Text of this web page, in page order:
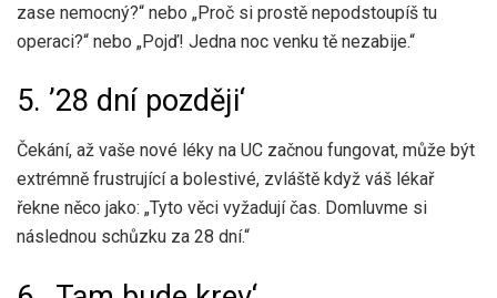
zase nemocný?“ nebo „Proč si prostě nepodstoupíš tu
operaci?“ nebo „Pojď! Jedna noc venku tě nezabije.“
5. ’28 dní později‘
Čekání, až vaše nové léky na UC začnou fungovat, může být
extrémně frustrující a bolestivé, zvláště když váš lékař
řekne něco jako: „Tyto věci vyžadují čas. Domluvme si
následnou schůzku za 28 dní.“